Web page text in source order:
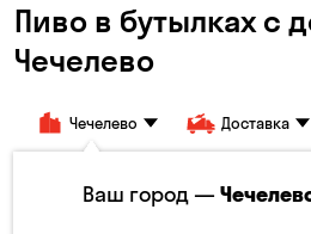
Пиво в бутылках с
Чечелево
Чечелево Доставка
Все товары Пиво Сидр
Ваш город —